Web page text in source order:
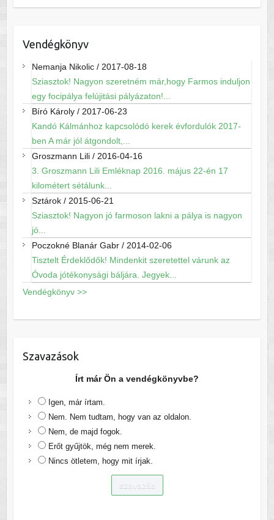
Vendégkönyv
Nemanja Nikolic/ 2017-08-18
Sziasztok! Nagyon szeretném már,hogy Farmos induljon
egy focipálya felújitási pályázaton!...
Bíró Károly/ 2017-06-23
Kandó Kálmánhoz kapcsolódó kerek évfordulók 2017-
ben A már jól átgondolt,...
Groszmann Lili/ 2016-04-16
3. Groszmann Lili Emléknap 2016. május 22-én 17
kilométert sétálunk...
Sztárok/ 2015-06-21
Sziasztok! Nagyon jó farmoson lakni a pálya is nagyon
jó...
Poczokné Blanár Gabr/ 2014-02-06
Tisztelt Érdeklődők! Mindenkit szeretettel várunk az
Óvoda jótékonysági báljára. Jegyek...
Vendégkönyv >>
Szavazások
Írt már Ön a vendégkönyvbe?
Igen, már írtam.
Nem. Nem tudtam, hogy van az oldalon.
Nem, de majd fogok.
Erőt gyűjtök, még nem merek.
Nincs ötletem, hogy mit írjak.